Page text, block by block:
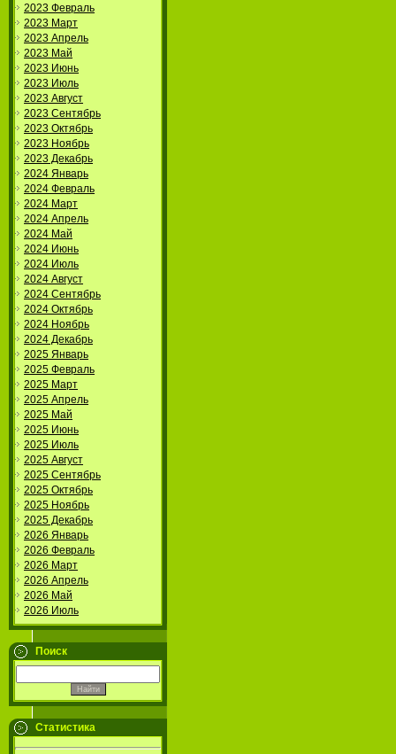
2023 Февраль
2023 Март
2023 Апрель
2023 Май
2023 Июнь
2023 Июль
2023 Август
2023 Сентябрь
2023 Октябрь
2023 Ноябрь
2023 Декабрь
2024 Январь
2024 Февраль
2024 Март
2024 Апрель
2024 Май
2024 Июнь
2024 Июль
2024 Август
2024 Сентябрь
2024 Октябрь
2024 Ноябрь
2024 Декабрь
2025 Январь
2025 Февраль
2025 Март
2025 Апрель
2025 Май
2025 Июнь
2025 Июль
2025 Август
2025 Сентябрь
2025 Октябрь
2025 Ноябрь
2025 Декабрь
2026 Январь
2026 Февраль
2026 Март
2026 Апрель
2026 Май
2026 Июль
Поиск
Статистика